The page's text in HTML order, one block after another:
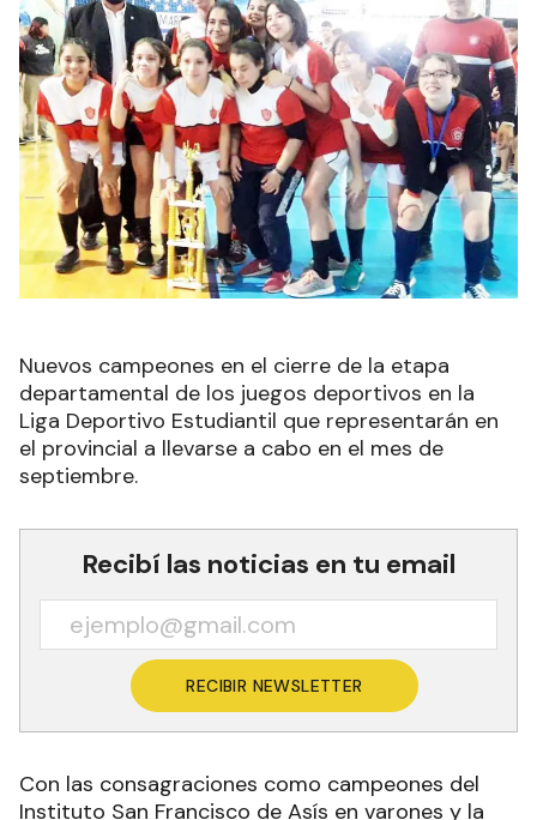
Nuevos campeones en el cierre de la etapa
departamental de los juegos deportivos en la
Liga Deportivo Estudiantil que representarán en
el provincial a llevarse a cabo en el mes de
septiembre.
Recibí las noticias en tu email
RECIBIR NEWSLETTER
Con las consagraciones como campeones del
Instituto San Francisco de Asís en varones y la